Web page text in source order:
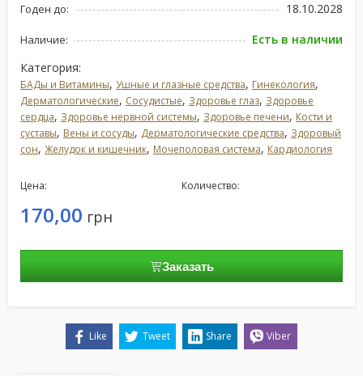
Годен до: 18.10.2028
Наличие:
Есть в наличии
Категория:
БАДы и Витамины, Ушные и глазные средства, Гинекология,
Дерматологические, Сосудистые, Здоровье глаз, Здоровье
сердца, Здоровье нервной системы, Здоровье печени, Кости и
суставы, Вены и сосуды, Дерматологические средства, Здоровый
сон, Желудок и кишечник, Мочеполовая система, Кардиология
Цена:
170,00 грн
Количество:
Заказать
Like Tweet Share Viber